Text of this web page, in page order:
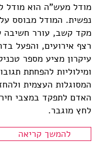
מודל מעש"ה הוא מודל
נפשית. המודל מבוסס
מקד קשב, עורר חשיבה
רצף אירועים, והפעל
עיקרון מציע מספר
ומילוליות להפחתת
המסוגלות העצמית
האדם לתפקד במצבי
לחץ מוגבר.
להמשך קריאה